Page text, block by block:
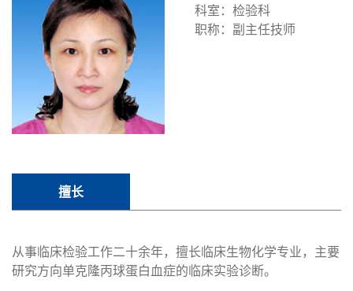
科室：检验科
职称：副主任技师
擅长
从事临床检验工作二十余年，擅长临床生物化学专业，主要
研究方向单克隆丙球蛋白血症的临床实验诊断。